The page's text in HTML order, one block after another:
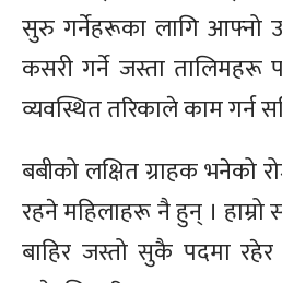
सुरु गर्नेहरूका लागि आफ्नो
कसरी गर्ने जस्ता तालिमहरू
व्यवस्थित तरिकाले काम गर्न
बबीको लक्षित ग्राहक भनेको
रहने महिलाहरू नै हुन् ।
बाहिर जस्तो सुकै पदमा रहेर